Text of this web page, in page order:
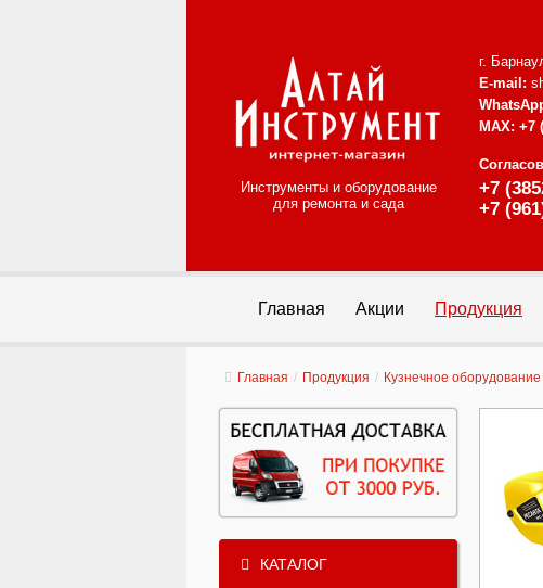
Инструменты и оборудование
для ремонта и сада
г.
E-mail:
MAX: +7
+7
+7
Главная Акции Продукция
Главная / Продукция / Кузнечное оборудование
КАТАЛОГ